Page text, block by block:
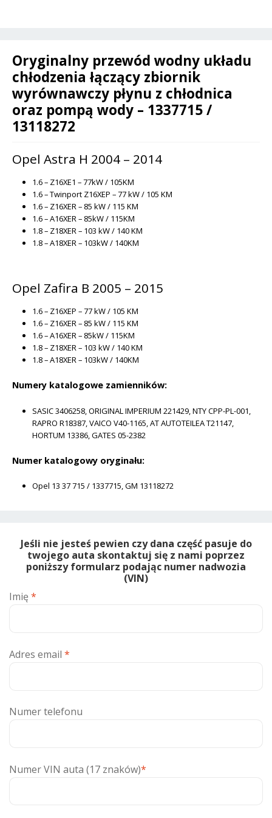
1337715
13118272
eOryginalny przewód wodny układu
chłodzenia łączący zbiornik
wyrównawczy płynu z chłodnica
oraz pompą wody – 1337715 /
13118272
Opel Astra H 2004 – 2014
1.6 – Z16XE1 – 77kW / 105KM
1.6 – Twinport Z16XEP – 77 kW / 105 KM
1.6 – Z16XER – 85 kW / 115 KM
1.6 – A16XER – 85kW / 115KM
1.8 – Z18XER – 103 kW / 140 KM
1.8 – A18XER – 103kW / 140KM
Opel Zafira B 2005 – 2015
1.6 – Z16XEP – 77 kW / 105 KM
1.6 – Z16XER – 85 kW / 115 KM
1.6 – A16XER – 85kW / 115KM
1.8 – Z18XER – 103 kW / 140 KM
1.8 – A18XER – 103kW / 140KM
Numery katalogowe zamienników:
SASIC 3406258, ORIGINAL IMPERIUM 221429, NTY CPP-PL-001,
RAPRO R18387, VAICO V40-1165, AT AUTOTEILEA T21147,
HORTUM 13386, GATES 05-2382
Numer katalogowy oryginału:
Opel 13 37 715 / 1337715, GM 13118272
Jeśli nie jesteś pewien czy dana część pasuje do
twojego auta skontaktuj się z nami poprzez
poniższy formularz podając numer nadwozia
(VIN)
Imię *
Adres email *
Numer telefonu
Numer VIN auta (17 znaków)*